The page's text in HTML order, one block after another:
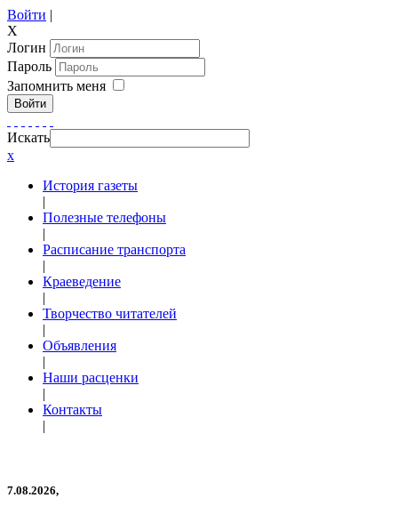
Войти |
X
Логин
Пароль
Запомнить меня
Войти
Искать
x
История газеты
|
Полезные телефоны
|
Расписание транспорта
|
Краеведение
|
Творчество читателей
|
Объявления
|
Наши расценки
|
Контакты
|
7.08.2026,